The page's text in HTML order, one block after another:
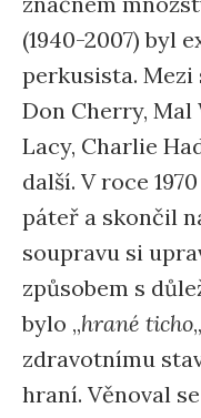
(1940-2007) byl
perkusista.
Don Cherry, Mal
Lacy, Charlie
další. V roce
páteř a skončil
soupravu si
způsobem s
bylo „hrané ticho
zdravotnímu
hraní. Věnoval